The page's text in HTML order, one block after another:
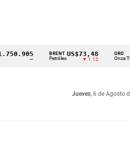
BRENT
Petróleo
US$73,48
▼ 1.12 Onza Troy
Jueves, 6 de Agosto